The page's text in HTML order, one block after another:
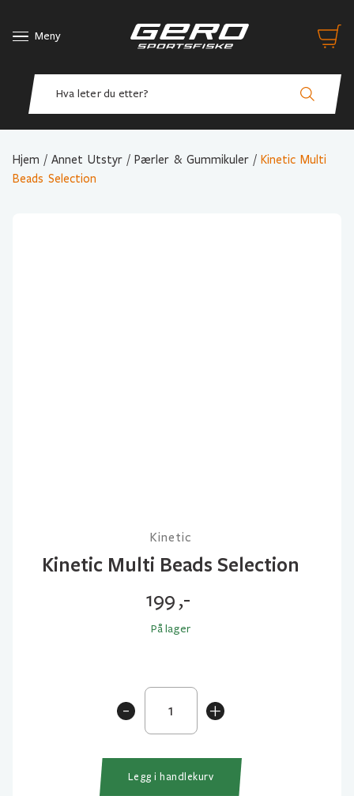
Meny
Hjem / Annet Utstyr / Pærler & Gummikuler / Kinetic Multi
Beads Selection
Kinetic
Kinetic Multi Beads Selection
199,-
På lager
+
Kinetic
Multi
Beads
antall
-
Legg i handlekurv